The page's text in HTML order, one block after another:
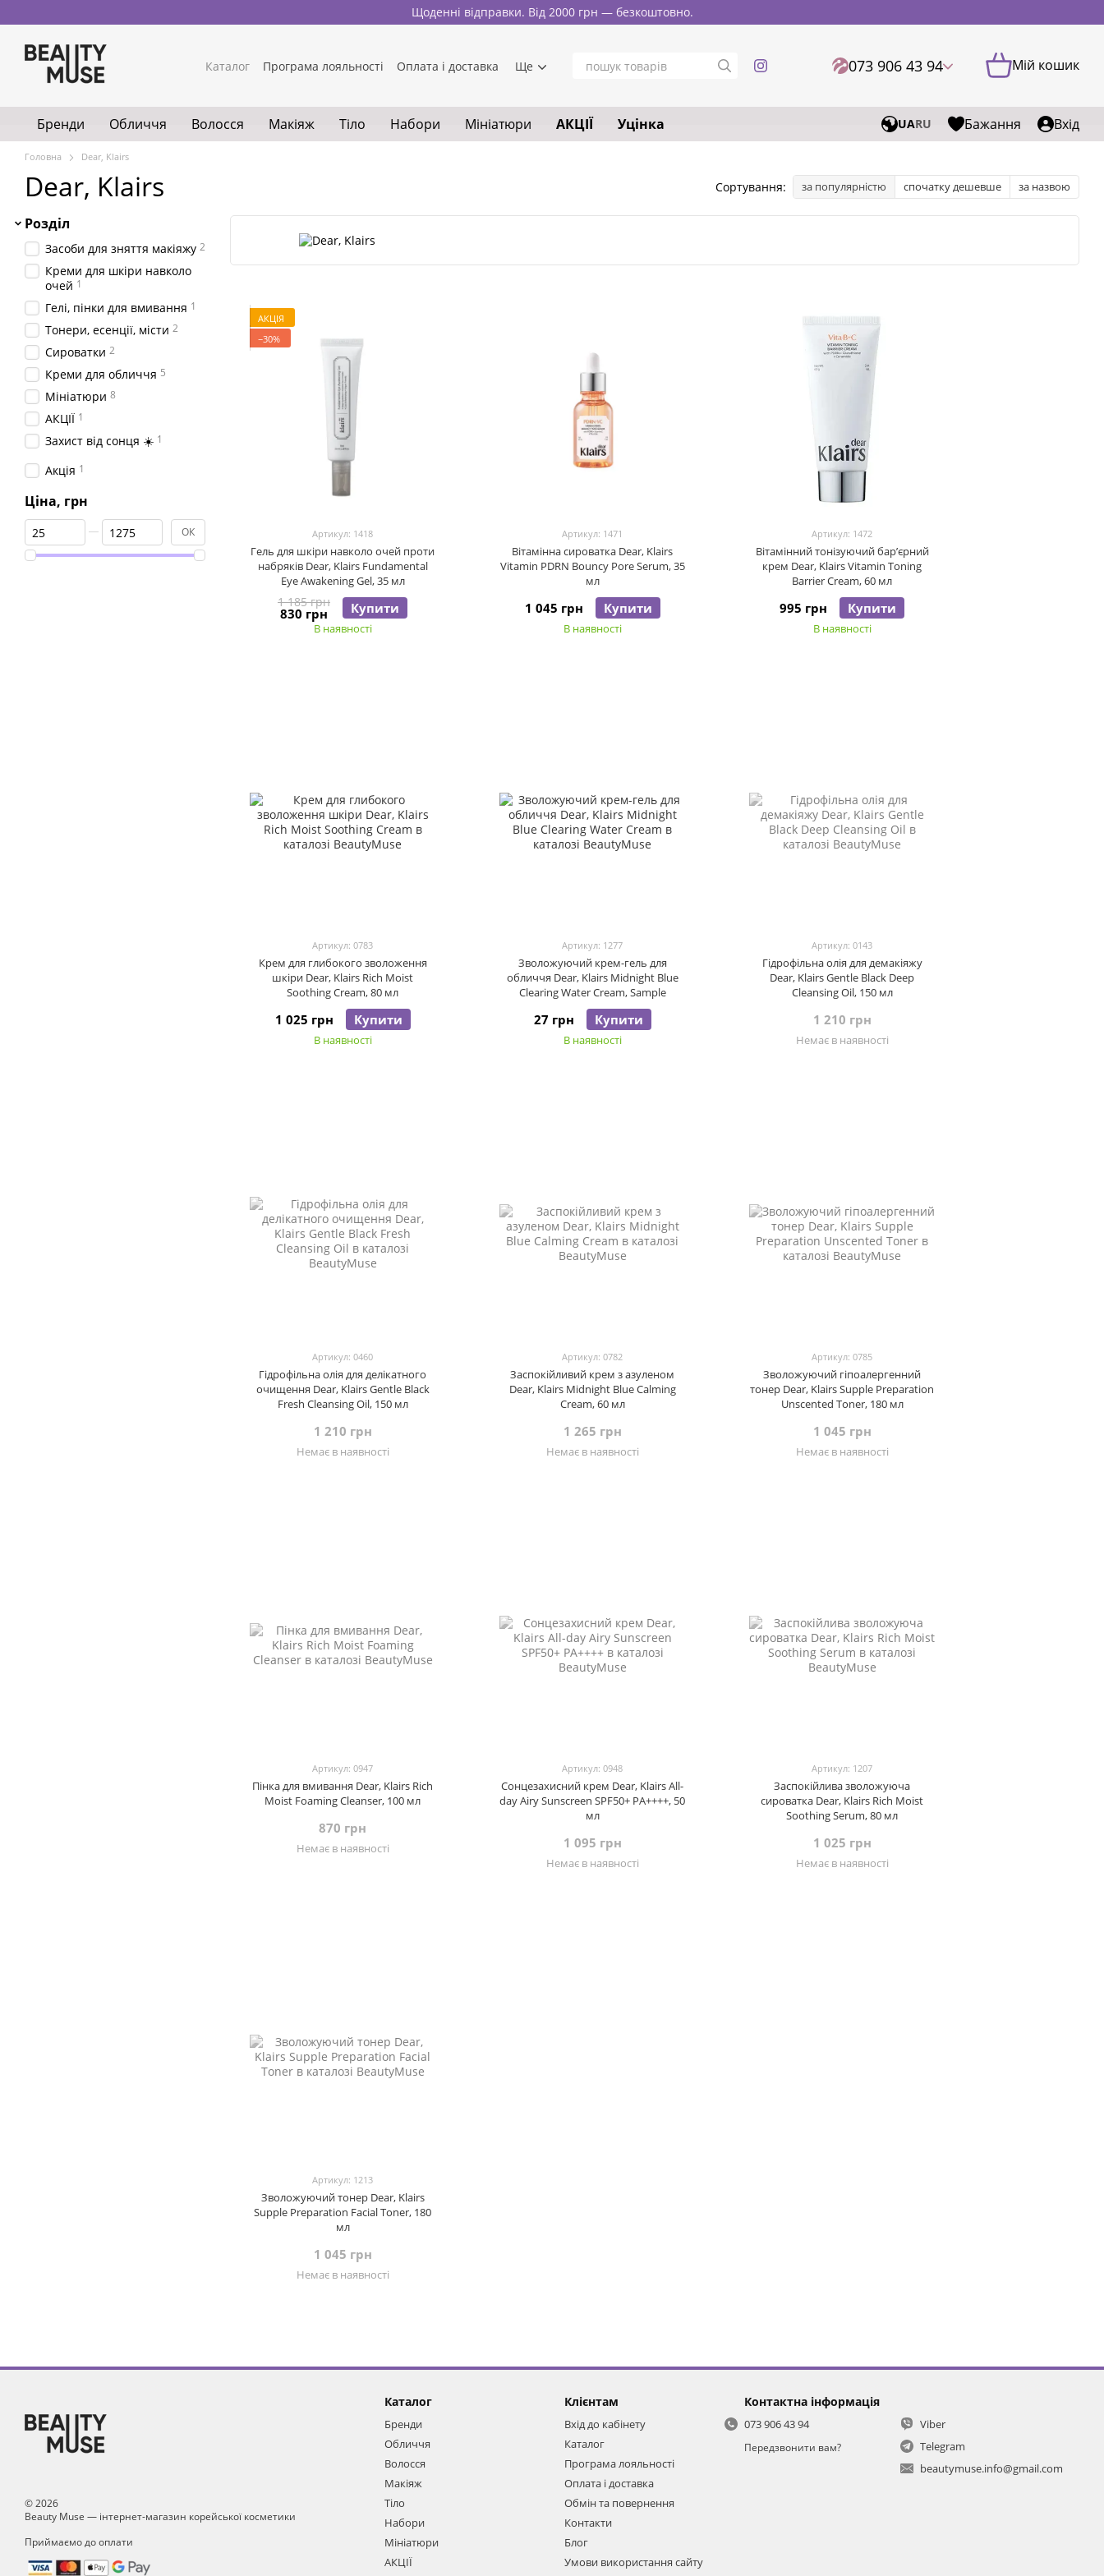
Щоденні відправки. Від 2000 грн — безкоштовно.
Каталог Програма лояльності Оплата і доставка Ще 073 906 43 94 Мій кошик
Бренди Обличчя Волосся Макіяж Тіло Набори Мініатюри АКЦІЇ Уцінка UARU Бажання Вхід
Головна Dear, Klairs
Dear, Klairs Сортування: за популярністю спочатку дешевше за назвою
АКЦІЯ
−30%
Артикул: 1418
Гель для шкіри навколо очей проти
набряків Dear, Klairs Fundamental
Eye Awakening Gel, 35 мл
1 185 грн
830 грн Купити
В наявності
Артикул: 1471
Вітамінна сироватка Dear, Klairs
Vitamin PDRN Bouncy Pore Serum, 35
мл
1 045 грн Купити
В наявності
Артикул: 1472
Вітамінний тонізуючий бар’єрний
крем Dear, Klairs Vitamin Toning
Barrier Cream, 60 мл
995 грн Купити
В наявності
Артикул: 0783
Крем для глибокого зволоження
шкіри Dear, Klairs Rich Moist
Soothing Cream, 80 мл
1 025 грн Купити
В наявності
Артикул: 1277
Зволожуючий крем-гель для
обличчя Dear, Klairs Midnight Blue
Clearing Water Cream, Sample
27 грн Купити
В наявності
Артикул: 0143
Гідрофільна олія для демакіяжу
Dear, Klairs Gentle Black Deep
Cleansing Oil, 150 мл
1 210 грн
Немає в наявності
Артикул: 0460
Гідрофільна олія для делікатного
очищення Dear, Klairs Gentle Black
Fresh Cleansing Oil, 150 мл
1 210 грн
Немає в наявності
Артикул: 0782
Заспокійливий крем з азуленом
Dear, Klairs Midnight Blue Calming
Cream, 60 мл
1 265 грн
Немає в наявності
Артикул: 0785
Зволожуючий гіпоалергенний
тонер Dear, Klairs Supple Preparation
Unscented Toner, 180 мл
1 045 грн
Немає в наявності
Артикул: 0947
Пінка для вмивання Dear, Klairs Rich
Moist Foaming Cleanser, 100 мл
870 грн
Немає в наявності
Артикул: 0948
Сонцезахисний крем Dear, Klairs All-
day Airy Sunscreen SPF50+ PA++++, 50
мл
1 095 грн
Немає в наявності
Артикул: 1207
Заспокійлива зволожуюча
сироватка Dear, Klairs Rich Moist
Soothing Serum, 80 мл
1 025 грн
Немає в наявності
Артикул: 1213
Зволожуючий тонер Dear, Klairs
Supple Preparation Facial Toner, 180
мл
1 045 грн
Немає в наявності
Розділ
Засоби для зняття макіяжу 2
Креми для шкіри навколо
очей 1
Гелі, пінки для вмивання 1
Тонери, есенції, місти 2
Сироватки 2
Креми для обличчя 5
Мініатюри 8
АКЦІЇ 1
Захист від сонця ☀️ 1
Акція 1
Ціна, грн
Від Ціна, грн
До Ціна, грн ОК
© 2026
Beauty Muse — інтернет-магазин корейської косметики
Приймаємо до оплати
Каталог
Бренди
Обличчя
Волосся
Макіяж
Тіло
Набори
Мініатюри
АКЦІЇ
Клієнтам
Вхід до кабінету
Каталог
Програма лояльності
Оплата і доставка
Обмін та повернення
Контакти
Блог
Умови використання сайту
Контактна інформація
073 906 43 94
Передзвонити вам?
Viber
Telegram
beautymuse.info@gmail.com